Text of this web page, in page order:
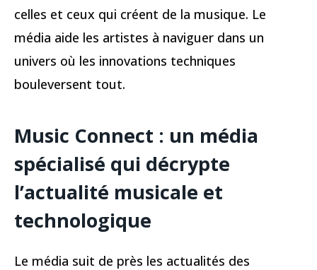
celles et ceux qui créent de la musique. Le
média aide les artistes à naviguer dans un
univers où les innovations techniques
bouleversent tout.
Music Connect : un média
spécialisé qui décrypte
l’actualité musicale et
technologique
Le média suit de près les actualités des